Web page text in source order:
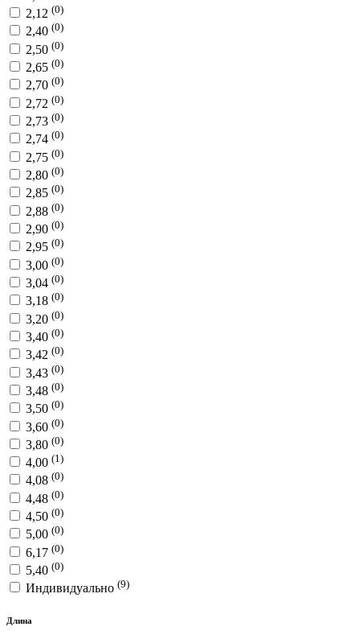
2,12 (0)
2,40 (0)
2,50 (0)
2,65 (0)
2,70 (0)
2,72 (0)
2,73 (0)
2,74 (0)
2,75 (0)
2,80 (0)
2,85 (0)
2,88 (0)
2,90 (0)
2,95 (0)
3,00 (0)
3,04 (0)
3,18 (0)
3,20 (0)
3,40 (0)
3,42 (0)
3,43 (0)
3,48 (0)
3,50 (0)
3,60 (0)
3,80 (0)
4,00 (1)
4,08 (0)
4,48 (0)
4,50 (0)
5,00 (0)
6,17 (0)
5,40 (0)
Индивидуально (9)
Длина